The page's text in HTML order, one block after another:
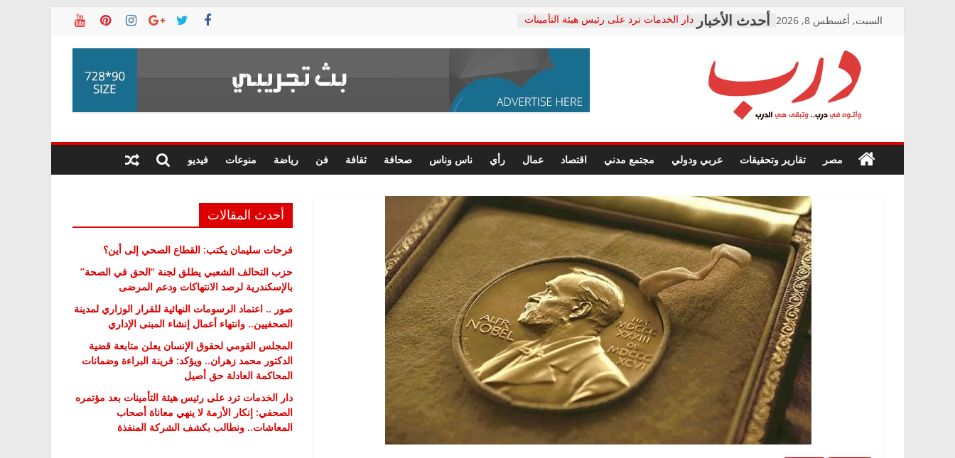
السبت, أغسطس 8, 2026
دار الخدمات ترد على رئيس هيئة التأمينات
معاناة أصحاب المعاشات.. ونطالب بكشف
فرحات سليمان يكتب: القطاع الصحي إلى
حزب التحالف الشعبي يطلق لجنة “الحق
صور .. اعتماد الرسومات النهائية للقرار
الوزاري لمدينة الصحفيين.. وانتهاء أعمال
إنشاء المبنى الإداري
متابعة قضية الدكتور محمد زهران.. ويؤكد:
قرينة البراءة وضمانات المحاكمة العادلة
حق أصيل
درب
في
درب..
مصر تقارير وتحقيقات عربي ودولي مجتمع مدني اقتصاد عمال رأي ناس وناس صحافة ثقافة فن رياضة منوعات فيديو
أحدث المقالات
فرحات سليمان يكتب: القطاع الصحي إلى أين؟
حزب التحالف الشعبي يطلق لجنة “الحق في الصحة”
بالإسكندرية لرصد الانتهاكات ودعم المرضى
صور .. اعتماد الرسومات النهائية للقرار الوزاري لمدينة
الصحفيين.. وانتهاء أعمال إنشاء المبنى الإداري
المجلس القومي لحقوق الإنسان يعلن متابعة قضية
الدكتور محمد زهران.. ويؤكد: قرينة البراءة وضمانات
المحاكمة العادلة حق أصيل
دار الخدمات ترد على رئيس هيئة التأمينات بعد مؤتمره
الصحفي: إنكار الأزمة لا ينهي معاناة أصحاب
المعاشات.. ونطالب بكشف الشركة المنفذة